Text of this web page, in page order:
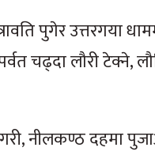
पुगेर उत्तरगया
चढ्दा लौरी टेक्ने,
नीलकण्ठ दहमा